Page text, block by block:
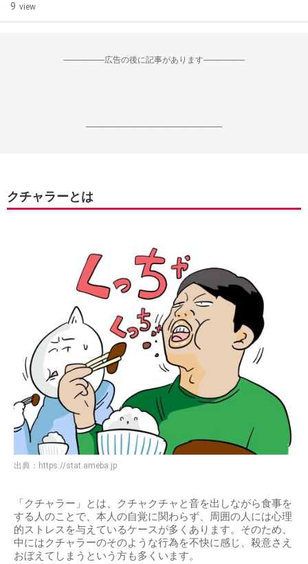
9 view
--------------------広告の後に記事があります--------------------
------------------------------------------------------------------
クチャラーとは
出典： https://stat.ameba.jp
「クチャラー」とは、クチャクチャと音を出しながら食事を
する人のことで、本人の自覚に関わらず、周囲の人には心理
的ストレスを与えているケースが多くあります。そのため、
中にはクチャラーのそのような行為を不快に感じ、殺意さえ
おぼえてしまうという方も多くいます。